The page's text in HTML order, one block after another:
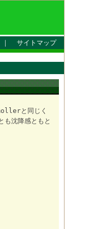
｜ サイトマップ
と同じく
沈降感ともと